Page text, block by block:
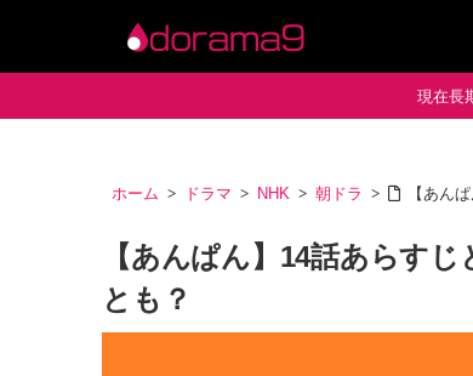
現在長
ホーム ドラマ NHK 朝ドラ 【あん
【あんぱん】14話あらす
とも？